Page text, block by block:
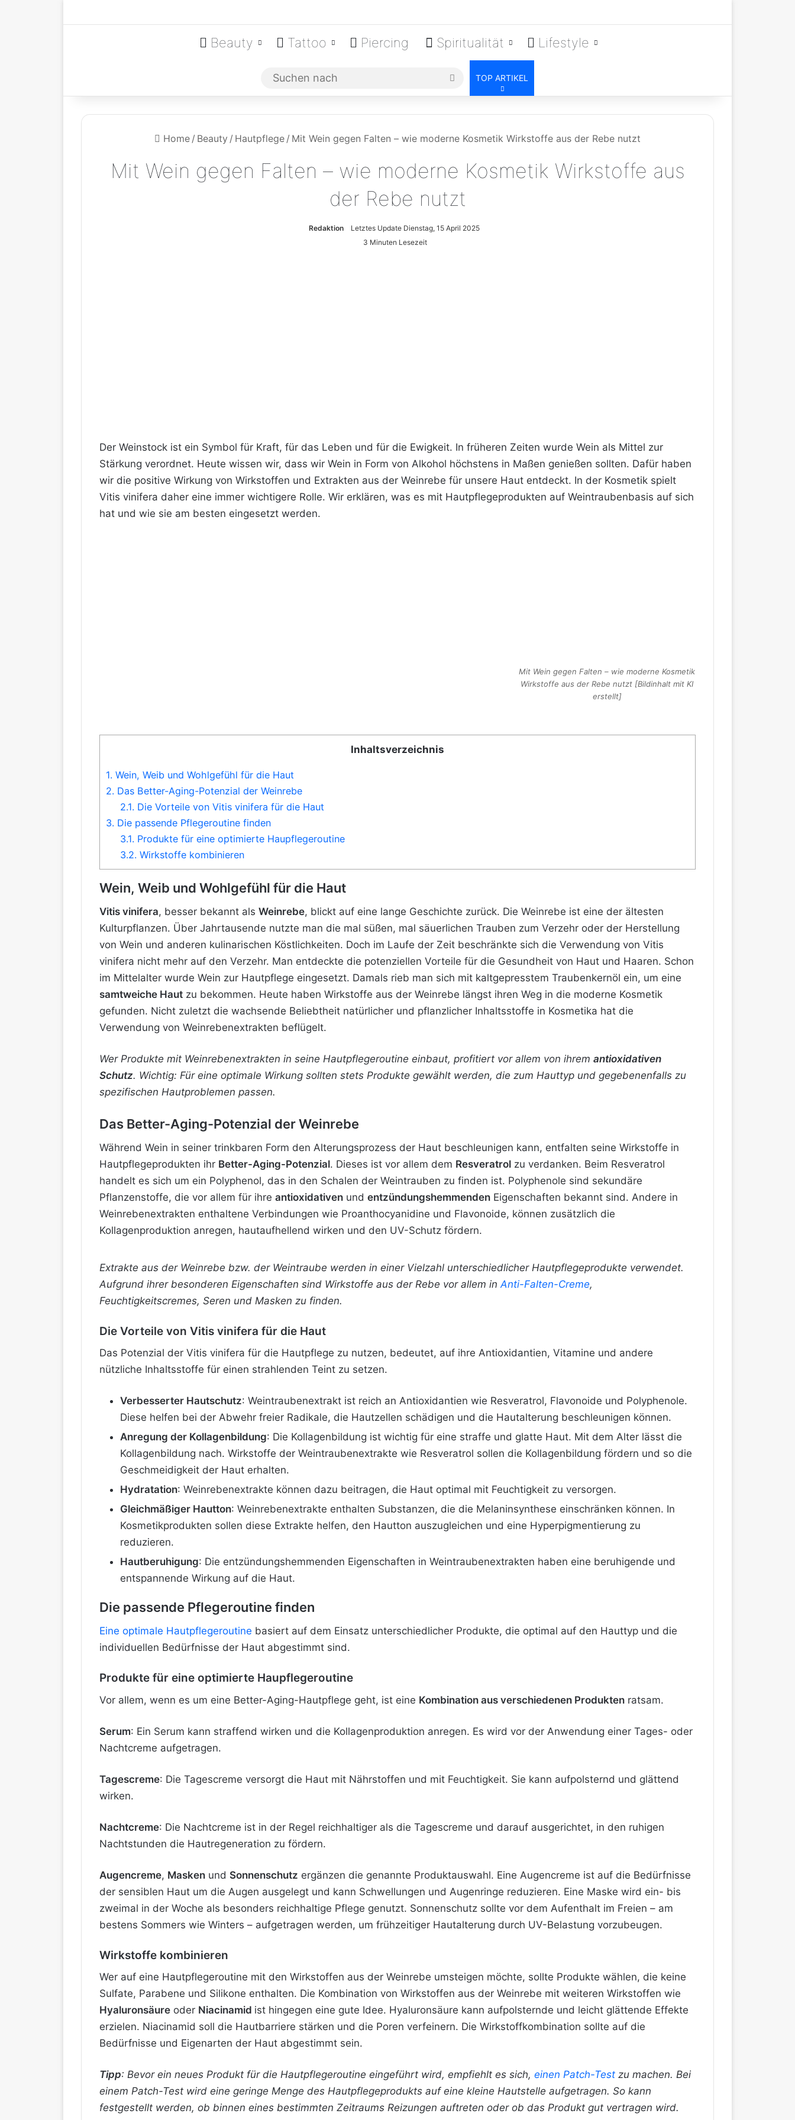
Beauty Tattoo Piercing Spiritualität Lifestyle
Suchen
nach
TOP ARTIKEL
Home / Beauty / Hautpflege / Mit Wein gegen Falten – wie moderne Kosmetik Wirkstoffe aus der Rebe nutzt
Mit Wein gegen Falten – wie moderne Kosmetik Wirkstoffe aus
der Rebe nutzt
Redaktion
Letztes Update Dienstag, 15 April 2025
3 Minuten Lesezeit
Der Weinstock ist ein Symbol für Kraft, für das Leben und für die Ewigkeit. In früheren Zeiten wurde Wein als Mittel zur
Stärkung verordnet. Heute wissen wir, dass wir Wein in Form von Alkohol höchstens in Maßen genießen sollten. Dafür haben
wir die positive Wirkung von Wirkstoffen und Extrakten aus der Weinrebe für unsere Haut entdeckt. In der Kosmetik spielt
Vitis vinifera daher eine immer wichtigere Rolle. Wir erklären, was es mit Hautpflegeprodukten auf Weintraubenbasis auf sich
hat und wie sie am besten eingesetzt werden.
Mit Wein gegen Falten – wie moderne Kosmetik
Wirkstoffe aus der Rebe nutzt [Bildinhalt mit KI
erstellt]
Inhaltsverzeichnis
1. Wein, Weib und Wohlgefühl für die Haut
2. Das Better-Aging-Potenzial der Weinrebe
2.1. Die Vorteile von Vitis vinifera für die Haut
3. Die passende Pflegeroutine finden
3.1. Produkte für eine optimierte Haupflegeroutine
3.2. Wirkstoffe kombinieren
Wein, Weib und Wohlgefühl für die Haut
Vitis vinifera, besser bekannt als Weinrebe, blickt auf eine lange Geschichte zurück. Die Weinrebe ist eine der ältesten
Kulturpflanzen. Über Jahrtausende nutzte man die mal süßen, mal säuerlichen Trauben zum Verzehr oder der Herstellung
von Wein und anderen kulinarischen Köstlichkeiten. Doch im Laufe der Zeit beschränkte sich die Verwendung von Vitis
vinifera nicht mehr auf den Verzehr. Man entdeckte die potenziellen Vorteile für die Gesundheit von Haut und Haaren. Schon
im Mittelalter wurde Wein zur Hautpflege eingesetzt. Damals rieb man sich mit kaltgepresstem Traubenkernöl ein, um eine
samtweiche Haut zu bekommen. Heute haben Wirkstoffe aus der Weinrebe längst ihren Weg in die moderne Kosmetik
gefunden. Nicht zuletzt die wachsende Beliebtheit natürlicher und pflanzlicher Inhaltsstoffe in Kosmetika hat die
Verwendung von Weinrebenextrakten beflügelt.
Wer Produkte mit Weinrebenextrakten in seine Hautpflegeroutine einbaut, profitiert vor allem von ihrem antioxidativen
Schutz. Wichtig: Für eine optimale Wirkung sollten stets Produkte gewählt werden, die zum Hauttyp und gegebenenfalls zu
spezifischen Hautproblemen passen.
Das Better-Aging-Potenzial der Weinrebe
Während Wein in seiner trinkbaren Form den Alterungsprozess der Haut beschleunigen kann, entfalten seine Wirkstoffe in
Hautpflegeprodukten ihr Better-Aging-Potenzial. Dieses ist vor allem dem Resveratrol zu verdanken. Beim Resveratrol
handelt es sich um ein Polyphenol, das in den Schalen der Weintrauben zu finden ist. Polyphenole sind sekundäre
Pflanzenstoffe, die vor allem für ihre antioxidativen und entzündungshemmenden Eigenschaften bekannt sind. Andere in
Weinrebenextrakten enthaltene Verbindungen wie Proanthocyanidine und Flavonoide, können zusätzlich die
Kollagenproduktion anregen, hautaufhellend wirken und den UV-Schutz fördern.
Extrakte aus der Weinrebe bzw. der Weintraube werden in einer Vielzahl unterschiedlicher Hautpflegeprodukte verwendet.
Aufgrund ihrer besonderen Eigenschaften sind Wirkstoffe aus der Rebe vor allem in Anti-Falten-Creme,
Feuchtigkeitscremes, Seren und Masken zu finden.
Die Vorteile von Vitis vinifera für die Haut
Das Potenzial der Vitis vinifera für die Hautpflege zu nutzen, bedeutet, auf ihre Antioxidantien, Vitamine und andere
nützliche Inhaltsstoffe für einen strahlenden Teint zu setzen.
Verbesserter Hautschutz: Weintraubenextrakt ist reich an Antioxidantien wie Resveratrol, Flavonoide und Polyphenole.
Diese helfen bei der Abwehr freier Radikale, die Hautzellen schädigen und die Hautalterung beschleunigen können.
Anregung der Kollagenbildung: Die Kollagenbildung ist wichtig für eine straffe und glatte Haut. Mit dem Alter lässt die
Kollagenbildung nach. Wirkstoffe der Weintraubenextrakte wie Resveratrol sollen die Kollagenbildung fördern und so die
Geschmeidigkeit der Haut erhalten.
Hydratation: Weinrebenextrakte können dazu beitragen, die Haut optimal mit Feuchtigkeit zu versorgen.
Gleichmäßiger Hautton: Weinrebenextrakte enthalten Substanzen, die die Melaninsynthese einschränken können. In
Kosmetikprodukten sollen diese Extrakte helfen, den Hautton auszugleichen und eine Hyperpigmentierung zu
reduzieren.
Hautberuhigung: Die entzündungshemmenden Eigenschaften in Weintraubenextrakten haben eine beruhigende und
entspannende Wirkung auf die Haut.
Die passende Pflegeroutine finden
Eine optimale Hautpflegeroutine basiert auf dem Einsatz unterschiedlicher Produkte, die optimal auf den Hauttyp und die
individuellen Bedürfnisse der Haut abgestimmt sind.
Produkte für eine optimierte Haupflegeroutine
Vor allem, wenn es um eine Better-Aging-Hautpflege geht, ist eine Kombination aus verschiedenen Produkten ratsam.
Serum: Ein Serum kann straffend wirken und die Kollagenproduktion anregen. Es wird vor der Anwendung einer Tages- oder
Nachtcreme aufgetragen.
Tagescreme: Die Tagescreme versorgt die Haut mit Nährstoffen und mit Feuchtigkeit. Sie kann aufpolsternd und glättend
wirken.
Nachtcreme: Die Nachtcreme ist in der Regel reichhaltiger als die Tagescreme und darauf ausgerichtet, in den ruhigen
Nachtstunden die Hautregeneration zu fördern.
Augencreme, Masken und Sonnenschutz ergänzen die genannte Produktauswahl. Eine Augencreme ist auf die Bedürfnisse
der sensiblen Haut um die Augen ausgelegt und kann Schwellungen und Augenringe reduzieren. Eine Maske wird ein- bis
zweimal in der Woche als besonders reichhaltige Pflege genutzt. Sonnenschutz sollte vor dem Aufenthalt im Freien – am
bestens Sommers wie Winters – aufgetragen werden, um frühzeitiger Hautalterung durch UV-Belastung vorzubeugen.
Wirkstoffe kombinieren
Wer auf eine Hautpflegeroutine mit den Wirkstoffen aus der Weinrebe umsteigen möchte, sollte Produkte wählen, die keine
Sulfate, Parabene und Silikone enthalten. Die Kombination von Wirkstoffen aus der Weinrebe mit weiteren Wirkstoffen wie
Hyaluronsäure oder Niacinamid ist hingegen eine gute Idee. Hyaluronsäure kann aufpolsternde und leicht glättende Effekte
erzielen. Niacinamid soll die Hautbarriere stärken und die Poren verfeinern. Die Wirkstoffkombination sollte auf die
Bedürfnisse und Eigenarten der Haut abgestimmt sein.
Tipp: Bevor ein neues Produkt für die Hautpflegeroutine eingeführt wird, empfiehlt es sich, einen Patch-Test zu machen. Bei
einem Patch-Test wird eine geringe Menge des Hautpflegeprodukts auf eine kleine Hautstelle aufgetragen. So kann
festgestellt werden, ob binnen eines bestimmten Zeitraums Reizungen auftreten oder ob das Produkt gut vertragen wird.